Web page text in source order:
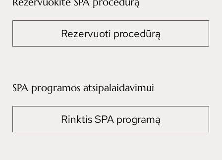
Rezervuoti procedūrą
SPA programos atsipalaidavimui
Rinktis SPA programą